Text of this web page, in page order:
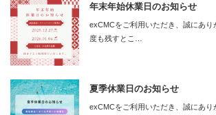
年末年始休業日のお知らせ
exCMCをご利用いただき、誠にあ
度も残すとこ…
夏季休業日のお知らせ
exCMCをご利用いただき、誠にあり